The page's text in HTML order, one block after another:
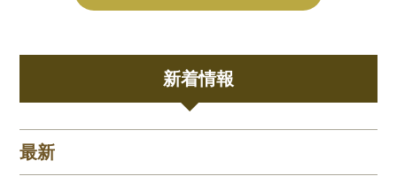
新着情報
最新